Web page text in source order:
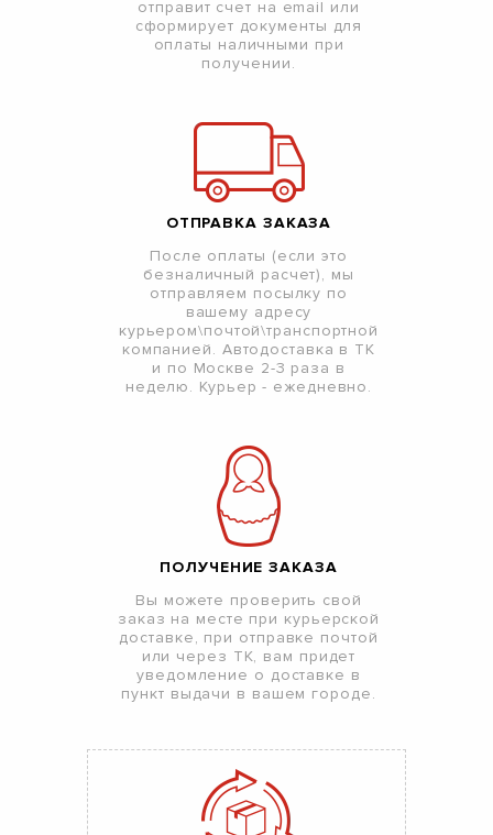
отправит счет на email или
сформирует документы для
оплаты наличными при
получении.
ОТПРАВКА ЗАКАЗА
После оплаты (если это
безналичный расчет), мы
отправляем посылку по
вашему адресу
курьером\почтой\транспортной
компанией. Автодоставка в ТК
и по Москве 2-3 раза в
неделю. Курьер - ежедневно.
ПОЛУЧЕНИЕ ЗАКАЗА
Вы можете проверить свой
заказ на месте при курьерской
доставке, при отправке почтой
или через ТК, вам придет
уведомление о доставке в
пункт выдачи в вашем городе.